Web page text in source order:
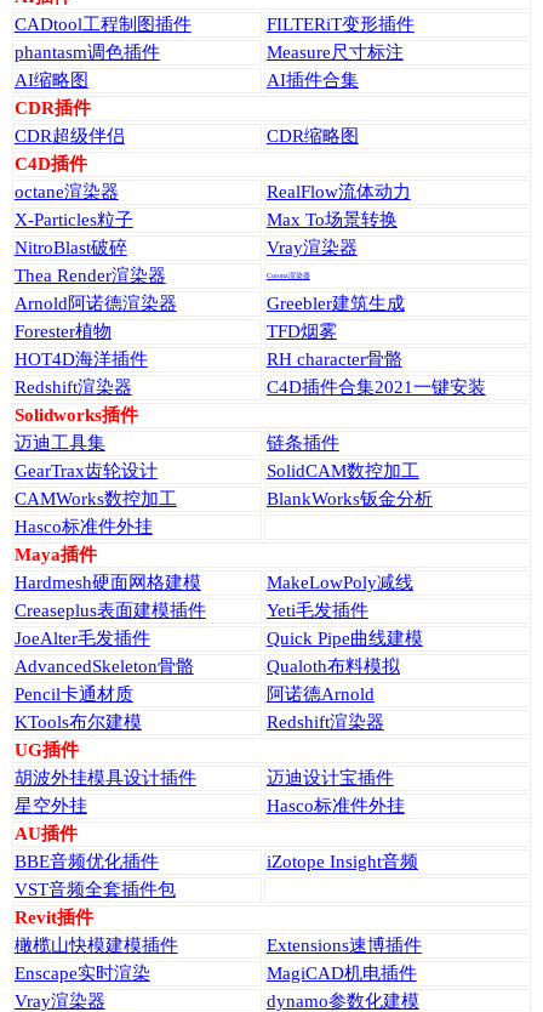
CADtool工程制图插件
FILTERiT变形插件
phantasm调色插件
Measure尺寸标注
AI缩略图
AI插件合集
CDR插件
CDR超级伴侣
CDR缩略图
C4D插件
octane渲染器
RealFlow流体动力
X-Particles粒子
Max To场景转换
NitroBlast破碎
Vray渲染器
Thea Render渲染器
Corona渲染器
Arnold阿诺德渲染器
Greebler建筑生成
Forester植物
TFD烟雾
HOT4D海洋插件
RH character骨骼
Redshift渲染器
C4D插件合集2021一键安装
Solidworks插件
迈迪工具集
链条插件
GearTrax齿轮设计
SolidCAM数控加工
CAMWorks数控加工
BlankWorks钣金分析
Hasco标准件外挂
Maya插件
Hardmesh硬面网格建模
MakeLowPoly减线
Creaseplus表面建模插件
Yeti毛发插件
JoeAlter毛发插件
Quick Pipe曲线建模
AdvancedSkeleton骨骼
Qualoth布料模拟
Pencil卡通材质
阿诺德Arnold
KTools布尔建模
Redshift渲染器
UG插件
胡波外挂模具设计插件
迈迪设计宝插件
星空外挂
Hasco标准件外挂
AU插件
BBE音频优化插件
iZotope Insight音频
VST音频全套插件包
Revit插件
橄榄山快模建模插件
Extensions速博插件
Enscape实时渲染
MagiCAD机电插件
Vray渲染器
dynamo参数化建模